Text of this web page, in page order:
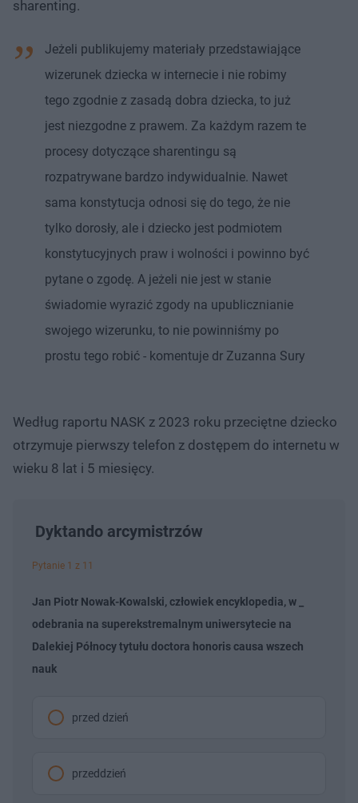
sharenting.
Jeżeli publikujemy materiały przedstawiające
wizerunek dziecka w internecie i nie robimy
tego zgodnie z zasadą dobra dziecka, to już
jest niezgodne z prawem. Za każdym razem te
procesy dotyczące sharentingu są
rozpatrywane bardzo indywidualnie. Nawet
sama konstytucja odnosi się do tego, że nie
tylko dorosły, ale i dziecko jest podmiotem
konstytucyjnych praw i wolności i powinno być
pytane o zgodę. A jeżeli nie jest w stanie
świadomie wyrazić zgody na upublicznianie
swojego wizerunku, to nie powinniśmy po
prostu tego robić - komentuje dr Zuzanna Sury
Według raportu NASK z 2023 roku przeciętne dziecko
otrzymuje pierwszy telefon z dostępem do internetu w
wieku 8 lat i 5 miesięcy.
Dyktando arcymistrzów
Pytanie 1 z 11
Jan Piotr Nowak-Kowalski, człowiek encyklopedia, w _
odebrania na superekstremalnym uniwersytecie na
Dalekiej Północy tytułu doctora honoris causa wszech
nauk
przed dzień
przeddzień